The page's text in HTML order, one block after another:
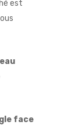
est
face